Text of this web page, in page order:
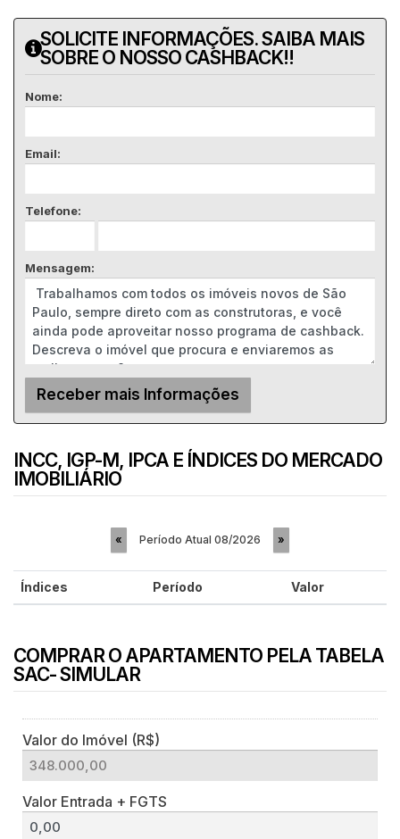
SOLICITE INFORMAÇÕES. SAIBA MAIS
SOBRE O NOSSO CASHBACK!!
Nome:
Email:
Telefone:
Mensagem:
INCC, IGP-M, IPCA E ÍNDICES DO MERCADO
IMOBILIÁRIO
« Período Atual 08/2026 »
Índices Período Valor
COMPRAR O APARTAMENTO PELA TABELA
SAC- SIMULAR
Valor do Imóvel (R$)
Valor Entrada + FGTS